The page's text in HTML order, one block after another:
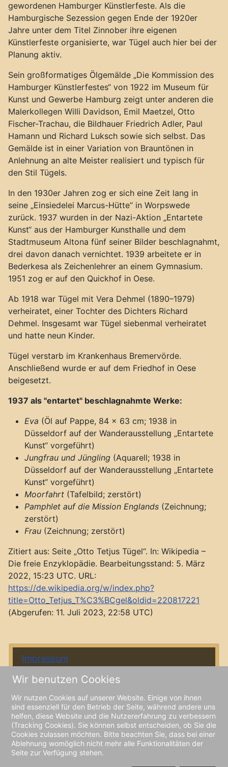
gewordenen Hamburger Künstlerfeste. Als die
Hamburgische Sezession gegen Ende der 1920er
Jahre unter dem Titel Zinnober ihre eigenen
Künstlerfeste organisierte, war Tügel auch hier bei der
Planung aktiv.
Sein großformatiges Ölgemälde „Die Kommission des
Hamburger Künstlerfestes“ von 1922 im Museum für
Kunst und Gewerbe Hamburg zeigt unter anderen die
Malerkollegen Willi Davidson, Emil Maetzel, Otto
Fischer-Trachau, die Bildhauer Friedrich Adler, Paul
Hamann und Richard Luksch sowie sich selbst. Das
Gemälde ist in einer Variation von Brauntönen in
Anlehnung an alte Meister realisiert und typisch für
den Stil Tügels.
In den 1930er Jahren zog er sich eine Zeit lang in
seine „Einsiedelei Marcus-Hütte“ in Worpswede
zurück. 1937 wurden in der Nazi-Aktion „Entartete
Kunst“ aus der Hamburger Kunsthalle und dem
Stadtmuseum Altona fünf seiner Bilder beschlagnahmt,
drei davon danach vernichtet. 1939 arbeitete er in
Bederkesa als Zeichenlehrer an einem Gymnasium.
1951 zog er auf den Quickhof in Oese.
Ab 1918 war Tügel mit Vera Dehmel (1890–1979)
verheiratet, einer Tochter des Dichters Richard
Dehmel. Insgesamt war Tügel siebenmal verheiratet
und hatte neun Kinder.
Tügel verstarb im Krankenhaus Bremervörde.
Anschließend wurde er auf dem Friedhof in Oese
beigesetzt.
1937 als "entartet" beschlagnahmte Werke:
Eva (Öl auf Pappe, 84 × 63 cm; 1938 in
Düsseldorf auf der Wanderausstellung „Entartete
Kunst“ vorgeführt)
Jungfrau und Jüngling (Aquarell; 1938 in
Düsseldorf auf der Wanderausstellung „Entartete
Kunst“ vorgeführt)
Moorfahrt (Tafelbild; zerstört)
Pamphlet auf die Mission Englands (Zeichnung;
zerstört)
Frau (Zeichnung; zerstört)
Zitiert aus: Seite „Otto Tetjus Tügel“. In: Wikipedia –
Die freie Enzyklopädie. Bearbeitungsstand: 5. März
2022, 15:23 UTC. URL:
https://de.wikipedia.org/w/index.php?
title=Otto_Tetjus_T%C3%BCgel&oldid=220817221
(Abgerufen: 11. Juli 2023, 22:58 UTC)
Impressum
Datenschutzerklärung
KuHK
Wir benutzen Cookies
Wir nutzen Cookies auf unserer Website. Einige von ihnen
sind essenziell für den Betrieb der Seite, während andere uns
helfen, diese Website und die Nutzererfahrung zu verbessern
(Tracking Cookies). Sie können selbst entscheiden, ob Sie die
Cookies zulassen möchten. Bitte beachten Sie, dass bei einer
Ablehnung womöglich nicht mehr alle Funktionalitäten der
Seite zur Verfügung stehen.